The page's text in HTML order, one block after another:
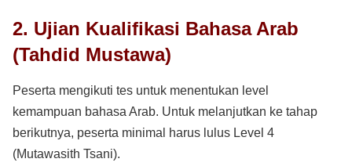
2. Ujian Kualifikasi Bahasa Arab
(Tahdid Mustawa)
Peserta mengikuti tes untuk menentukan level
kemampuan bahasa Arab. Untuk melanjutkan ke tahap
berikutnya, peserta minimal harus lulus Level 4
(Mutawasith Tsani).